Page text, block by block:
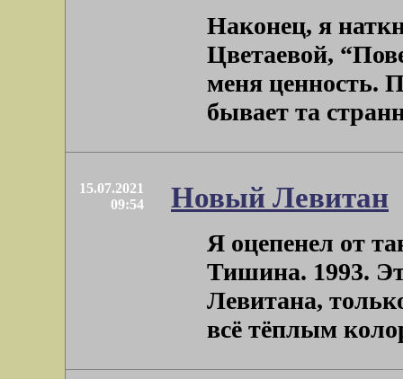
Наконец, я
Цветаевой,
меня ценность.
бывает та
15.07.2021
09:54
Новый Левитан
Я оцепенел от
Тишина. 1993.
Левитана,
всё тёплым